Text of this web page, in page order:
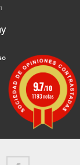
9.7/10
1193 notas